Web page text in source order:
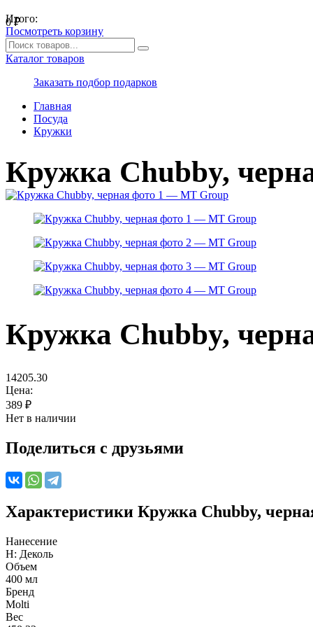
0₽
Итого:
Посмотреть корзину
Каталог товаров
Заказать подбор подарков
Главная
Посуда
Кружки
Кружка Chubby,
Кружка Chubby,
14205.30
Цена:
389 ₽
Нет в наличии
Поделиться с друзьями
Характеристики Кружка Chubby,
Нанесение
H: Деколь
Объем
400 мл
Бренд
Molti
Вес